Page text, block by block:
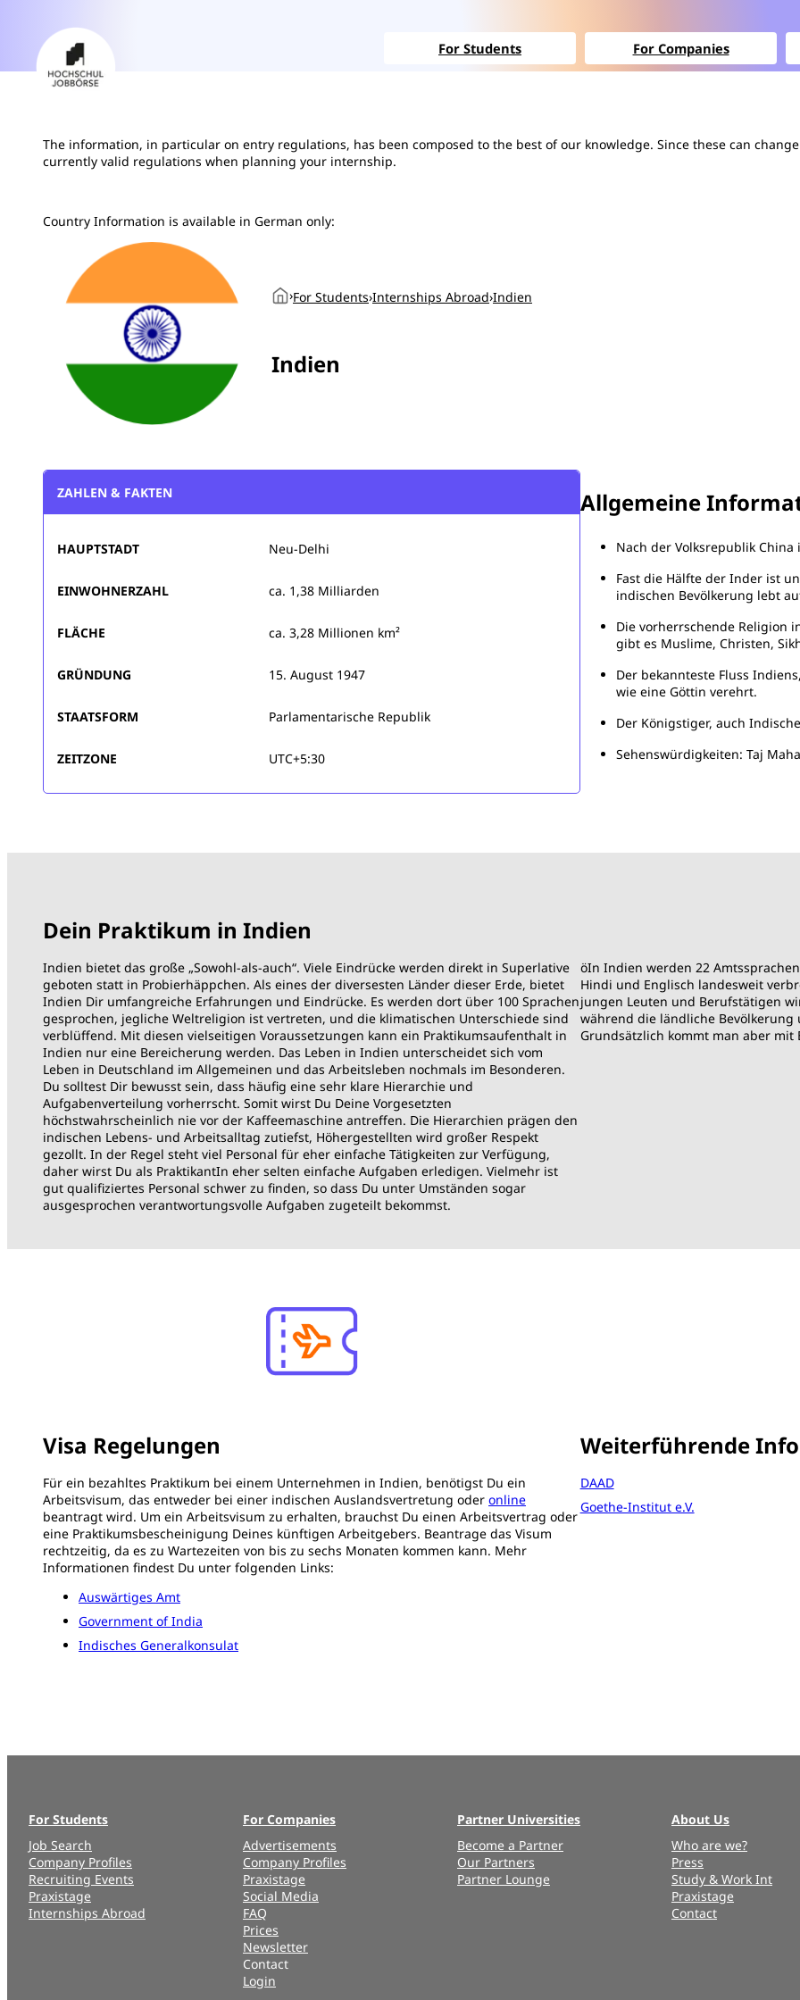
For Students For Companies
The information, in particular on entry regulations, has been composed to the best of our knowledge. Since these can
currently valid regulations when planning your internship.
Country Information is available in German only:
›For Students›Internships Abroad›Indien
Indien
ZAHLEN & FAKTEN
HAUPTSTADT Neu-Delhi
EINWOHNERZAHL ca. 1,38 Milliarden
FLÄCHE ca. 3,28 Millionen km²
GRÜNDUNG 15. August 1947
STAATSFORM Parlamentarische Republik
ZEITZONE UTC+5:30
Allgemeine
Nach der Volksrepublik
Fast die Hälfte der Inder ist
indischen Bevölkerung lebt
Die vorherrschende Religion
gibt es Muslime, Christen,
Der bekannteste Fluss
wie eine Göttin verehrt.
Der Königstiger, auch
Sehenswürdigkeiten: Taj
Dein Praktikum in Indien
Indien bietet das große „Sowohl-als-auch“. Viele Eindrücke werden direkt in Superlative
geboten statt in Probierhäppchen. Als eines der diversesten Länder dieser Erde, bietet
Indien Dir umfangreiche Erfahrungen und Eindrücke. Es werden dort über 100 Sprachen
gesprochen, jegliche Weltreligion ist vertreten, und die klimatischen Unterschiede sind
verblüffend. Mit diesen vielseitigen Voraussetzungen kann ein Praktikumsaufenthalt in
Indien nur eine Bereicherung werden. Das Leben in Indien unterscheidet sich vom
Leben in Deutschland im Allgemeinen und das Arbeitsleben nochmals im Besonderen.
Du solltest Dir bewusst sein, dass häufig eine sehr klare Hierarchie und
Aufgabenverteilung vorherrscht. Somit wirst Du Deine Vorgesetzten
höchstwahrscheinlich nie vor der Kaffeemaschine antreffen. Die Hierarchien prägen den
indischen Lebens- und Arbeitsalltag zutiefst, Höhergestellten wird großer Respekt
gezollt. In der Regel steht viel Personal für eher einfache Tätigkeiten zur Verfügung,
daher wirst Du als PraktikantIn eher selten einfache Aufgaben erledigen. Vielmehr ist
gut qualifiziertes Personal schwer zu finden, so dass Du unter Umständen sogar
ausgesprochen verantwortungsvolle Aufgaben zugeteilt bekommst.
öIn Indien werden 22
Hindi und Englisch landesweit
jungen Leuten und Berufstätigen
während die ländliche
Grundsätzlich kommt man aber mit
Visa Regelungen
Für ein bezahltes Praktikum bei einem Unternehmen in Indien, benötigst Du ein
Arbeitsvisum, das entweder bei einer indischen Auslandsvertretung oder online
beantragt wird. Um ein Arbeitsvisum zu erhalten, brauchst Du einen Arbeitsvertrag oder
eine Praktikumsbescheinigung Deines künftigen Arbeitgebers. Beantrage das Visum
rechtzeitig, da es zu Wartezeiten von bis zu sechs Monaten kommen kann. Mehr
Informationen findest Du unter folgenden Links:
Auswärtiges Amt
Government of India
Indisches Generalkonsulat
Weiterführende
DAAD
Goethe-Institut e.V.
For Students
Job Search
Company Profiles
Recruiting Events
Praxistage
Internships Abroad
For Companies
Advertisements
Company Profiles
Praxistage
Social Media
FAQ
Prices
Newsletter
Contact
Login
Partner Universities
Become a Partner
Our Partners
Partner Lounge
About Us
Who are we?
Press
Study & Work Int
Praxistage
Contact